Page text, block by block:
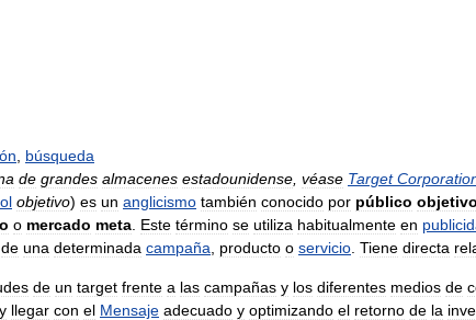
búsqueda
de grandes almacenes estadounidense véase Target
objetivo) es un anglicismo también conocido por público objetivo
o mercado meta Este término se utiliza habitualmente en
de una determinada campaña producto o servicio Tiene directa
de un target frente a las campañas y los diferentes medios de
y llegar con el Mensaje adecuado y optimizando el retorno de la